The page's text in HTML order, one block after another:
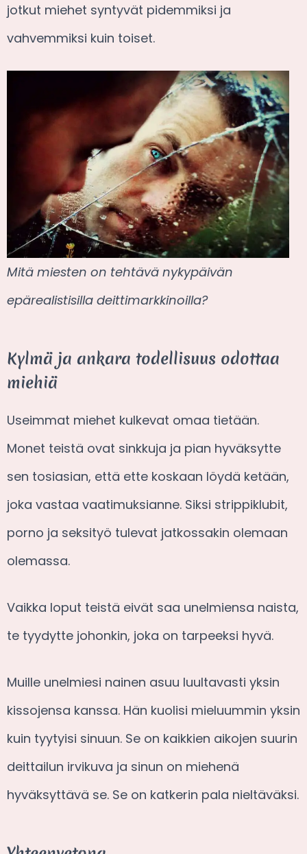
jotkut miehet syntyvät pidemmiksi ja
vahvemmiksi kuin toiset.
Mitä miesten on tehtävä nykypäivän
epärealistisilla deittimarkkinoilla?
Kylmä ja ankara todellisuus odottaa
miehiä
Useimmat miehet kulkevat omaa tietään.
Monet teistä ovat sinkkuja ja pian hyväksytte
sen tosiasian, että ette koskaan löydä ketään,
joka vastaa vaatimuksianne. Siksi strippiklubit,
porno ja seksityö tulevat jatkossakin olemaan
olemassa.
Vaikka loput teistä eivät saa unelmiensa naista,
te tyydytte johonkin, joka on tarpeeksi hyvä.
Muille unelmiesi nainen asuu luultavasti yksin
kissojensa kanssa. Hän kuolisi mieluummin yksin
kuin tyytyisi sinuun. Se on kaikkien aikojen suurin
deittailun irvikuva ja sinun on miehenä
hyväksyttävä se. Se on katkerin pala nieltäväksi.